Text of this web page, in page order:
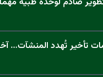
تأخير تُهدد المنشآت…